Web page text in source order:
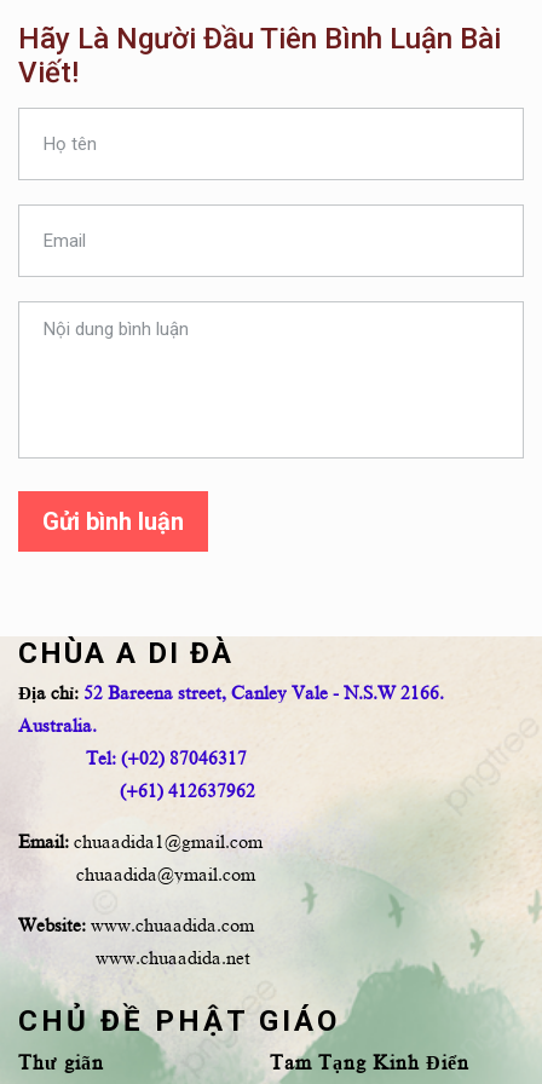
Hãy Là Người Đầu Tiên Bình Luận Bài
Viết!
Gửi bình luận
CHÙA A DI ĐÀ
Địa chỉ: 52 Bareena street, Canley Vale - N.S.W 2166.
Australia.
Tel: (+02) 87046317
(+61) 412637962
Email: chuaadida1@gmail.com
chuaadida@ymail.com
Website: www.chuaadida.com
www.chuaadida.net
CHỦ ĐỀ PHẬT GIÁO
Thư giãn Tam Tạng Kinh Điển